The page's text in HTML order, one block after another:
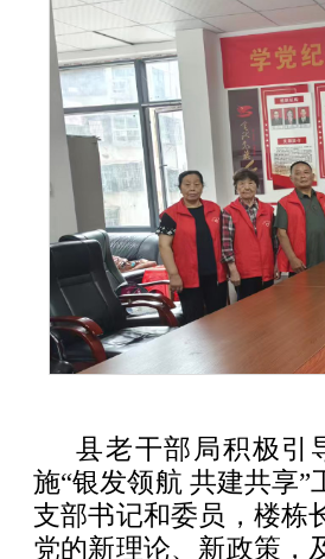
县老干部局积极引
施“银发领航 共建共享
支部书记和委员，楼栋
党的新理论、新政策，